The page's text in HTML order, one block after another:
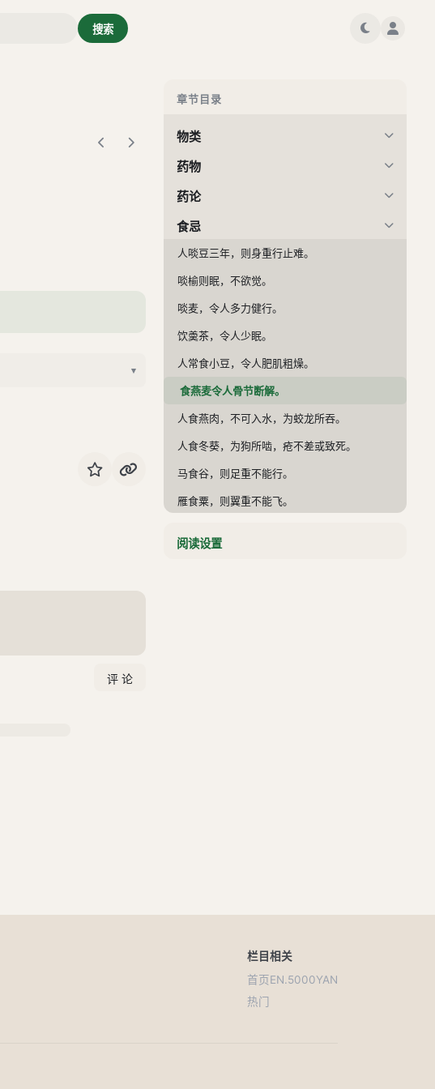
搜索
▾
章节目录
物理
物类
药物
药论
食忌
人啖豆三年，则身重行止难。
啖榆则眠，不欲觉。
啖麦，令人多力健行。
饮羮茶，令人少眠。
人常食小豆，令人肥肌粗燥。
食燕麦令人骨节断解。
人食燕肉，不可入水，为蛟龙所吞。
人食冬葵，为狗所啮，疮不差或致死。
马食谷，则足重不能行。
雁食粟，则翼重不能飞。
阅读设置
栏目
首页
热门
相关
EN.5000YAN